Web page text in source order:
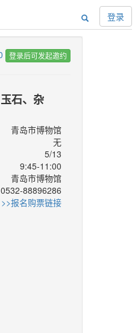
登录
登录后可发起邀约
石、杂
青岛市博物馆
无
5/13
9:45-11:00
青岛市博物馆
0532-88896286
>>报名购票链接